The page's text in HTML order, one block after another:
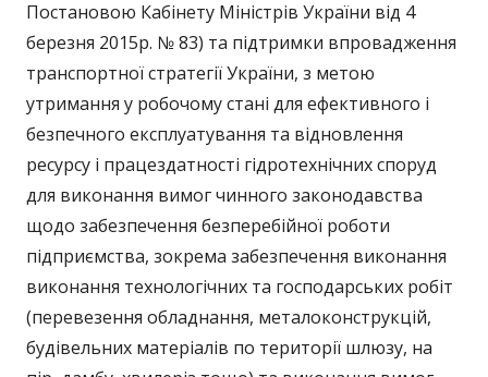
Постановою Кабінету Міністрів України від 4
березня 2015р. № 83) та підтримки впровадження
транспортної стратегії України, з метою
утримання у робочому стані для ефективного і
безпечного експлуатування та відновлення
ресурсу і працездатності гідротехнічних споруд
для виконання вимог чинного законодавства
щодо забезпечення безперебійної роботи
підприємства, зокрема забезпечення виконання
виконання технологічних та господарських робіт
(перевезення обладнання, металоконструкцій,
будівельних матеріалів по території шлюзу, на